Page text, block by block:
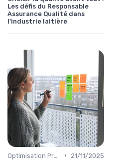
Les défis du Responsable
Assurance Qualité dans
l'industrie laitière
•
21/11/2025